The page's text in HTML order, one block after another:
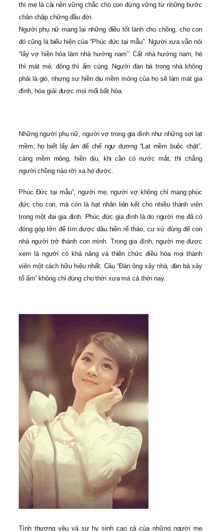
thì mẹ là cái nền vững chắc cho con đứng vững từ những bước
chân chập chững đầu đời.
Người phụ nữ mang lại những điều tốt lành cho chồng, cho con
đó cũng là biểu hiện của “Phúc đức tại mẫu”. Người xưa vẫn nói
“lấy vợ hiền hòa làm nhà hướng nam”. Cất nhà hướng nam, hè
thì mát mẻ, đông thì ấm cúng. Người đàn bà trong nhà không
phải là gió, nhưng sự hiền dịu mềm mỏng của họ sẽ làm mát gia
đình, hóa giải được mọi mối bất hòa.
Những người phụ nữ, người vợ trong gia đình như những sợi lạt
mềm, họ biết lấy âm để chế ngự dương “Lạt mềm buộc chặt”,
càng mềm mỏng, hiền dịu, khi cần có nước mắt, thì chẳng
người chồng nào rời xa họ được.
Phúc Đức tại mẫu”, người mẹ, người vợ không chỉ mang phúc
đức cho con, mà còn là hạt nhân liên kết cho nhiều thành viên
trong một đại gia đình. Phúc đức gia đình là do người mẹ đã có
đóng góp lớn để tìm được dâu hiền rể thảo, cư xử đúng để con
nhà người trở thành con mình. Trong gia đình, người mẹ được
xem là người có khả năng và thiên chức điều hòa mọi thành
viên một cách hữu hiệu nhất. Câu “Đàn ông xây nhà, đàn bà xây
tổ ấm” không chỉ đúng cho thời xưa mà cả thời nay.
Tình thương yêu và sự hy sinh cao cả của những người mẹ